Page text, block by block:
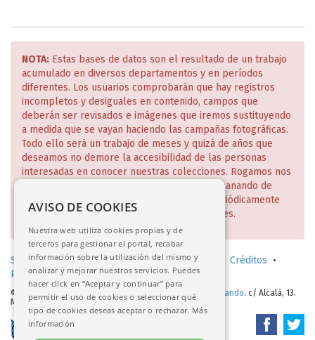
NOTA: Estas bases de datos son el resultado de un trabajo
acumulado en diversos departamentos y en períodos
diferentes. Los usuarios comprobarán que hay registros
incompletos y desiguales en contenido, campos que
deberán ser revisados e imágenes que iremos sustituyendo
a medida que se vayan haciendo las campañas fotográficas.
Todo ello será un trabajo de meses y quizá de años que
deseamos no demore la accesibilidad de las personas
interesadas en conocer nuestras colecciones. Rogamos nos
disculpen estas deficiencias que iremos subsanando de
manera escalonada y de lo cual daremos periódicamente
cuenta en nuestra página web y redes sociales.
Solicitud de consulta en sala (investigadores) Créditos •
Política de privacidad•Aviso legal
© 2017-2026. Real Academia de Bellas Artes de San Fernando. c/ Alcalá, 13.
Madrid
AVISO DE COOKIES
Nuestra web utiliza cookies propias y de
terceros para gestionar el portal, recabar
información sobre la utilización del mismo y
analizar y mejorar nuestros servicios. Puedes
hacer click en “Aceptar y continuar” para
permitir el uso de cookies o seleccionar qué
tipo de cookies deseas aceptar o rechazar. Más
información